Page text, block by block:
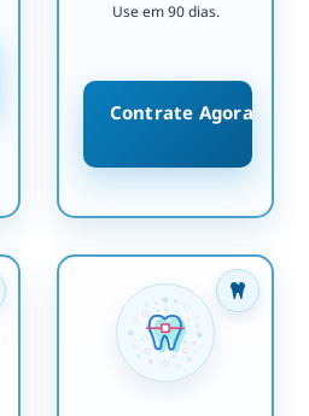
Use em 90 dias.
Contrate Agora